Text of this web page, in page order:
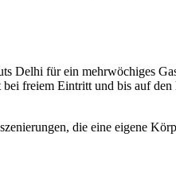
Delhi für ein mehrwöchiges
freiem Eintritt und bis auf
die eine eigene